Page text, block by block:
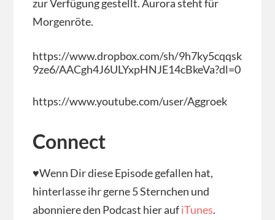
zur Verfügung gestellt. Aurora steht für
Morgenröte.
https://www.dropbox.com/sh/9h7ky5cqqsk
9ze6/AACgh4J6ULYxpHNJE14cBkeVa?dl=0
https://www.youtube.com/user/Aggroek
Connect
♥Wenn Dir diese Episode gefallen hat,
hinterlasse ihr gerne 5 Sternchen und
abonniere den Podcast hier aufiTunes.